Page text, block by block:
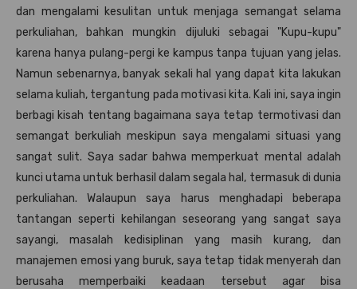
dan mengalami kesulitan untuk menjaga semangat selama
perkuliahan, bahkan mungkin dijuluki sebagai "Kupu-kupu"
karena hanya pulang-pergi ke kampus tanpa tujuan yang jelas.
Namun sebenarnya, banyak sekali hal yang dapat kita lakukan
selama kuliah, tergantung pada motivasi kita. Kali ini, saya ingin
berbagi kisah tentang bagaimana saya tetap termotivasi dan
semangat berkuliah meskipun saya mengalami situasi yang
sangat sulit. Saya sadar bahwa memperkuat mental adalah
kunci utama untuk berhasil dalam segala hal, termasuk di dunia
perkuliahan. Walaupun saya harus menghadapi beberapa
tantangan seperti kehilangan seseorang yang sangat saya
sayangi, masalah kedisiplinan yang masih kurang, dan
manajemen emosi yang buruk, saya tetap tidak menyerah dan
berusaha memperbaiki keadaan tersebut agar bisa